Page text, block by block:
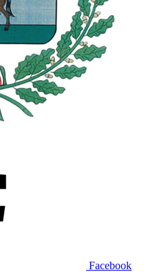
Facebook